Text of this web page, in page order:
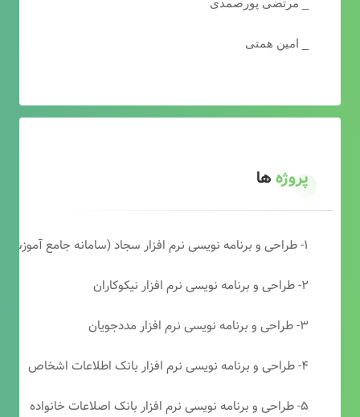
_ مرتضی پورصمدی
_ امین همتی
پروژهها
۱- طراحی و برنامه نویسی نرم افزار سجاد (سامانه جامع آموزشی دارالقرآن)
۲- طراحی و برنامه نویسی نرم افزار نیکوکاران
۳- طراحی و برنامه نویسی نرم افزار مددجویان
۴- طراحی و برنامه نویسی نرم افزار بانک اطلاعات اشخاص
۵- طراحی و برنامه نویسی نرم افزار بانک اصلاعات خانواده